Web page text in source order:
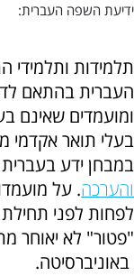
ידיעת השפה העברית:
תלמידות ותלמידי
העברית בהתאם
ומועמדים שאינם
בעלי תואר אקדמי
במבחן ידע
והערכה. על
לפחות לפני
"פטור" לא יאוחר
באוניברסיטה.